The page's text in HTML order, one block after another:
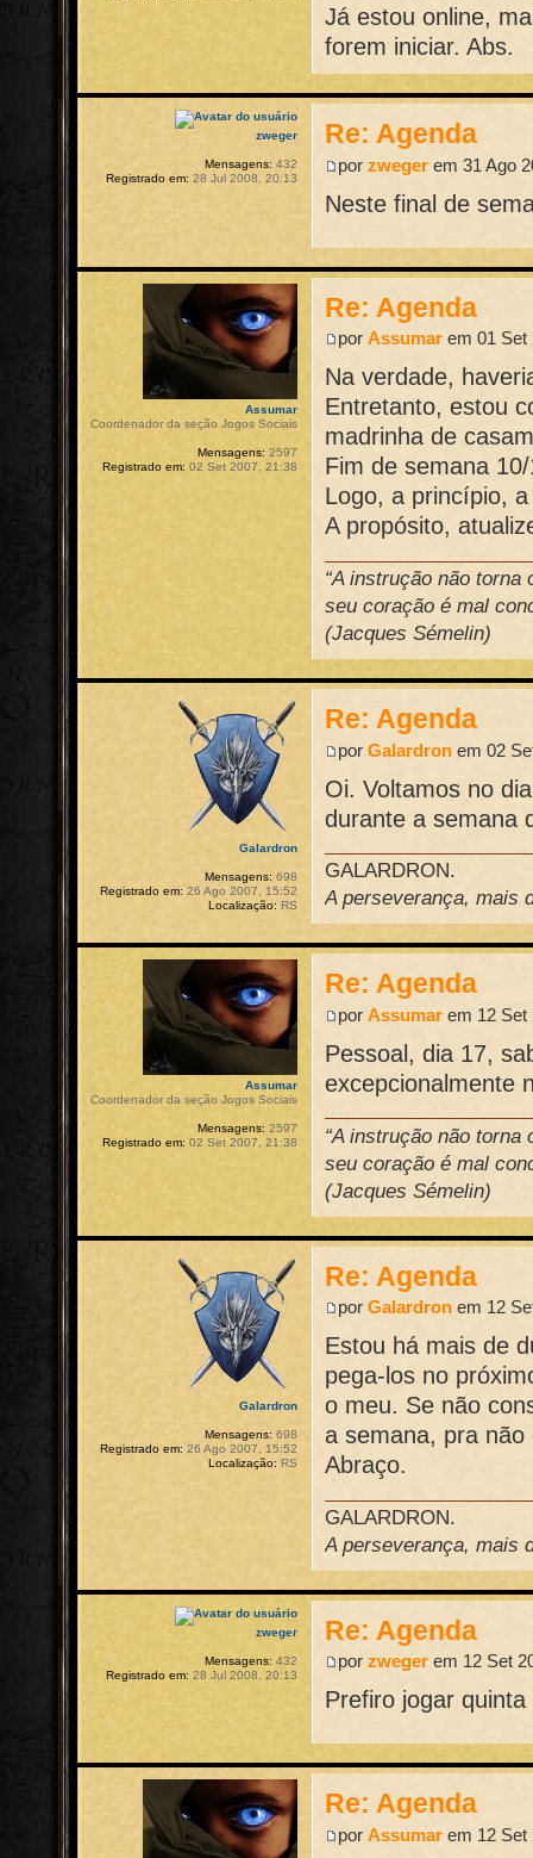
Já estou online,
forem iniciar. Abs.
Re: Agenda
porzweger em 31 Ago
Neste final de
zweger
Mensagens: 432
Registrado em: 28 Jul 2008, 20:13
Re: Agenda
porAssumar em 01 Set
Na verdade,
Entretanto, estou
madrinha de
Fim de semana
Logo, a princípio,
A propósito,
“A instrução não
seu coração é mal
(Jacques Sémelin)
Assumar
Coordenador da seção Jogos Sociais
Mensagens: 2597
Registrado em: 02 Set 2007, 21:38
Re: Agenda
porGalardron em 02
Oi. Voltamos no
durante a semana
GALARDRON.
A perseverança, mais
Galardron
Mensagens: 698
Registrado em: 26 Ago 2007, 15:52
Localização: RS
Re: Agenda
porAssumar em 12 Set
Pessoal, dia 17,
excepcionalmente
“A instrução não
seu coração é mal
(Jacques Sémelin)
Assumar
Coordenador da seção Jogos Sociais
Mensagens: 2597
Registrado em: 02 Set 2007, 21:38
Re: Agenda
porGalardron em 12
Estou há mais de
pega-los no
o meu. Se não
a semana, pra
Abraço.
GALARDRON.
A perseverança, mais
Galardron
Mensagens: 698
Registrado em: 26 Ago 2007, 15:52
Localização: RS
Re: Agenda
porzweger em 12 Set
Prefiro jogar
zweger
Mensagens: 432
Registrado em: 28 Jul 2008, 20:13
Re: Agenda
porAssumar em 12 Set